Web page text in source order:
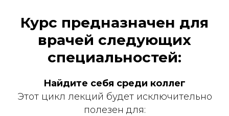
Курс предназначен для
врачей следующих
специальностей:
Найдите себя среди коллег
Этот цикл лекций будет исключительно
полезен для: